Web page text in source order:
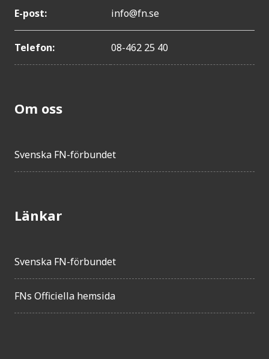
E-post: info@fn.se
Telefon: 08-462 25 40
Om oss
Svenska FN-förbundet
Länkar
Svenska FN-förbundet
FNs Officiella hemsida